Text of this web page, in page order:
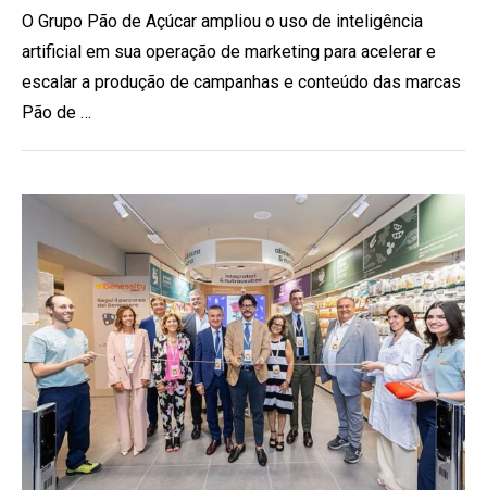
O Grupo Pão de Açúcar ampliou o uso de inteligência
artificial em sua operação de marketing para acelerar e
escalar a produção de campanhas e conteúdo das marcas
Pão de …